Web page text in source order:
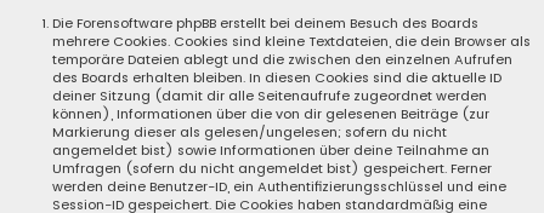
Die Forensoftware phpBB erstellt bei deinem Besuch des Boards
mehrere Cookies. Cookies sind kleine Textdateien, die dein Browser als
temporäre Dateien ablegt und die zwischen den einzelnen Aufrufen
des Boards erhalten bleiben. In diesen Cookies sind die aktuelle ID
deiner Sitzung (damit dir alle Seitenaufrufe zugeordnet werden
können), Informationen über die von dir gelesenen Beiträge (zur
Markierung dieser als gelesen/ungelesen; sofern du nicht
angemeldet bist) sowie Informationen über deine Teilnahme an
Umfragen (sofern du nicht angemeldet bist) gespeichert. Ferner
werden deine Benutzer-ID, ein Authentifizierungsschlüssel und eine
Session-ID gespeichert. Die Cookies haben standardmäßig eine